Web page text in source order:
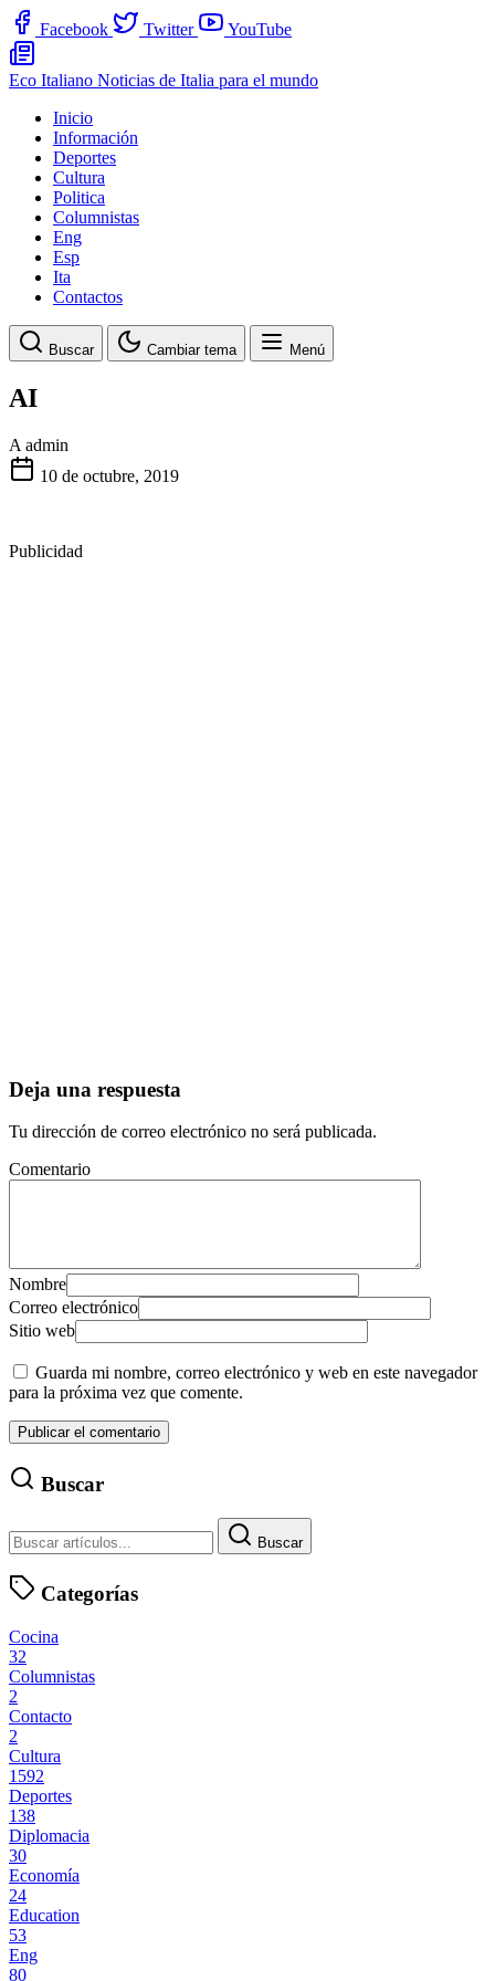
Facebook Twitter YouTube
Eco Italiano Noticias de Italia para el mundo
Inicio
Información
Deportes
Cultura
Politica
Columnistas
Eng
Esp
Ita
Contactos
Buscar Cambiar tema Menú
AI
A admin
10 de octubre, 2019
Publicidad
Deja una respuesta
Tu dirección de correo electrónico no será publicada.
Comentario
Nombre
Correo electrónico
Sitio web
Guarda mi nombre, correo electrónico y web en este navegador
para la próxima vez que comente.
Buscar
Buscar
Categorías
Cocina
32
Columnistas
2
Contacto
2
Cultura
1592
Deportes
138
Diplomacia
30
Economía
24
Education
53
Eng
80